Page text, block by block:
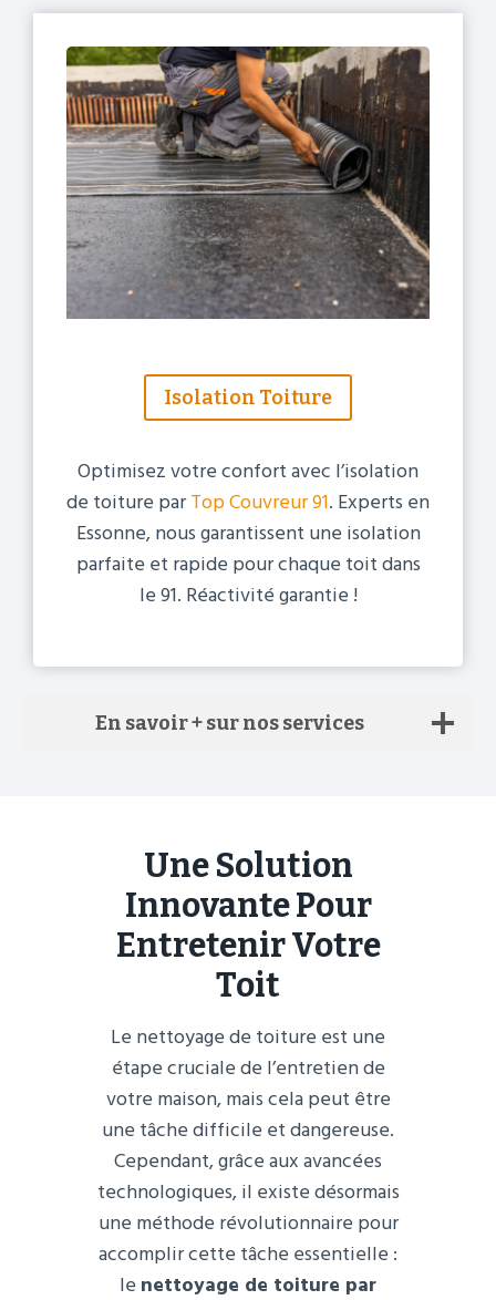
Isolation Toiture
Optimisez votre confort avec l’isolation
de toiture parTop Couvreur 91. Experts en
Essonne, nous garantissent une isolation
parfaite et rapide pour chaque toit dans
le 91. Réactivité garantie !
En savoir + sur nos services
Une Solution
Innovante Pour
Entretenir Votre
Toit
Le nettoyage de toiture est une
étape cruciale de l’entretien de
votre maison, mais cela peut être
une tâche difficile et dangereuse.
Cependant, grâce aux avancées
technologiques, il existe désormais
une méthode révolutionnaire pour
accomplir cette tâche essentielle :
le nettoyage de toiture par